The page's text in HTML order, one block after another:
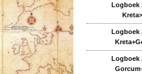
Logboek
Logboek
Logboek